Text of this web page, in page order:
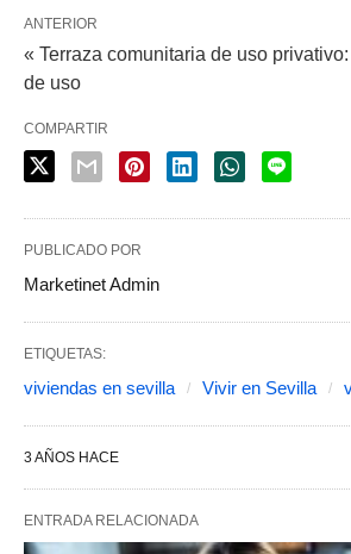
ANTERIOR
« Terraza comunitaria de uso
de uso
COMPARTIR
PUBLICADO POR
Marketinet Admin
ETIQUETAS:
viviendas en sevilla Vivir en Sevilla
3 AÑOS HACE
ENTRADA RELACIONADA